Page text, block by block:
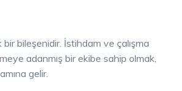
bileşenidir. İstihdam ve çalışma
adanmış bir ekibe sahip olmak,
gelir.